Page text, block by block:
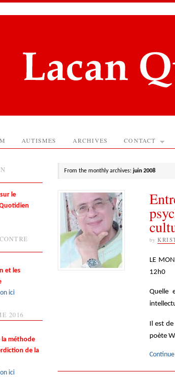
AUTISMES ARCHIVES CONTACT
From the monthly archives: juin 2008
by
LE
12h0
Quelle
Il est
poète
le
et les
ici
2016
la méthode
de la
ici